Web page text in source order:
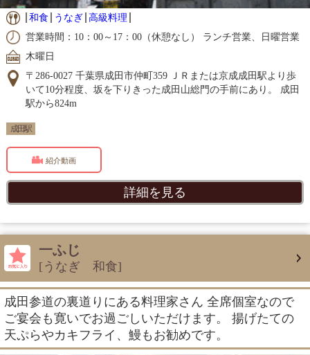
和食 うなぎ 高級料理
営業時間：10：00～17：00（休憩なし） ランチ営業、日曜営業
木曜日
〒286-0027 千葉県成田市仲町359 ＪＲまたは京成成田駅より歩
いて10分程度、坂を下りきった成田山総門の手前にあり。 成田
駅から824m
成田駅
紹介動画
詳細を見る
一ふじ
[うなぎ 和食]
成田参道の裏道りにある料理家さん 全席個室なので
ご宴会も寛いでお過ごしいただけます。 揚げたての
天ぷらやカキフライ、鰻もお勧めです。